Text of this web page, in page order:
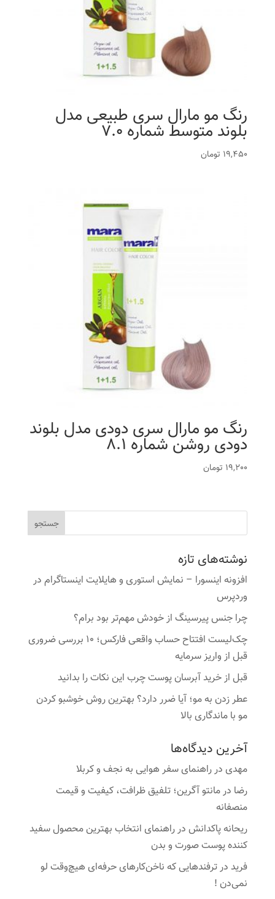
رنگ مو مارال سری طبیعی مدل
بلوند متوسط شماره 7.0
19,450 تومان
رنگ مو مارال سری دودی مدل بلوند
دودی روشن شماره 8.1
19,200 تومان
نوشته‌های تازه
افزونه اینسورا – نمایش استوری و هایلایت اینستاگرام در
وردپرس
چرا جنس پیرسینگ از خودش مهم‌تر بود برام؟
چک‌لیست افتتاح حساب واقعی فارکس؛ ۱۰ بررسی ضروری
قبل از واریز سرمایه
قبل از خرید آبرسان پوست چرب این نکات را بدانید
عطر زدن به مو؛ آیا ضرر دارد؟ بهترین روش خوشبو کردن
مو با ماندگاری بالا
آخرین دیدگاه‌ها
مهدیدرراهنمای سفر هوایی به نجف و کربلا
رضا درمانتو آگرین؛ تلفیق ظرافت، کیفیت و قیمت
منصفانه
ریحانه پاکدانشدرراهنمای انتخاب بهترین محصول سفید
کننده پوست صورت و بدن
فریددرترفندهایی که ناخن‌کارهای حرفه‌ای هیچ‌وقت لو
نمی‌دن !